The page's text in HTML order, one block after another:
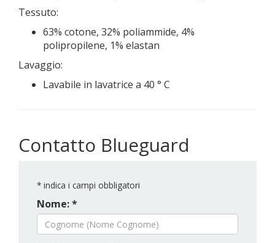
Tessuto:
63% cotone, 32% poliammide, 4%
polipropilene, 1% elastan
Lavaggio:
Lavabile in lavatrice a 40 ° C
Contatto Blueguard
* indica i campi obbligatori
Nome: *